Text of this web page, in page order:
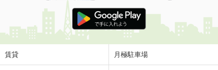
賃貸 月極駐車場